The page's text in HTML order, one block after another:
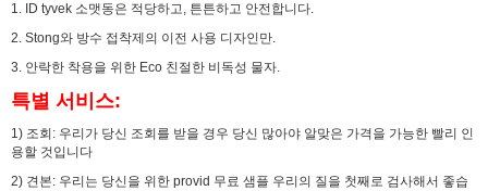
1. ID tyvek 소맷동은 적당하고, 튼튼하고 안전합니다.
2. Stong와 방수 접착제의 이전 사용 디자인만.
3. 안락한 착용을 위한 Eco 친절한 비독성 물자.
특별 서비스:
1) 조회: 우리가 당신 조회를 받을 경우 당신 많아야 알맞은 가격을 가능한 빨리 인
용할 것입니다
2) 견본: 우리는 당신을 위한 provid 무료 샘플 우리의 질을 첫째로 검사해서 좋습